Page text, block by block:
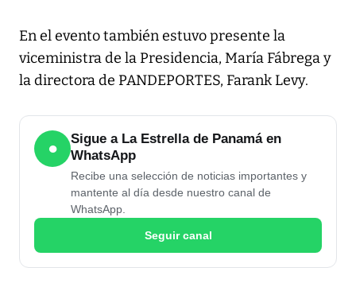
En el evento también estuvo presente la
viceministra de la Presidencia, María Fábrega y
la directora de PANDEPORTES, Farank Levy.
●
Sigue a La Estrella de Panamá en
WhatsApp
Recibe una selección de noticias importantes y
mantente al día desde nuestro canal de
WhatsApp.
Seguir canal